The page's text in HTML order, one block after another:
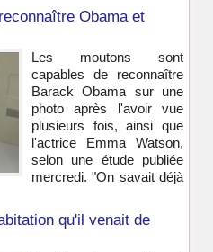
Obama et
Les moutons sont
capables de reconnaître
Barack Obama sur une
photo après l'avoir vue
plusieurs fois, ainsi que
l'actrice Emma Watson,
selon une étude publiée
mercredi. "On savait déjà
qu'il venait de